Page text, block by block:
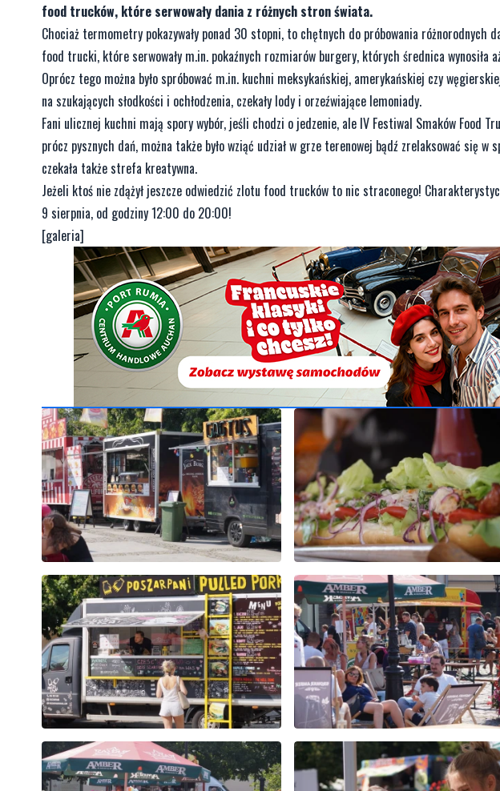
food trucków, które serwowały dania z różnych stron świata.
Chociaż termometry pokazywały ponad 30 stopni, to chętnych do próbowania różnorodnych
food trucki, które serwowały m.in. pokaźnych rozmiarów burgery, których średnica wynosiła
Oprócz tego można było spróbować m.in. kuchni meksykańskiej, amerykańskiej czy
na szukających słodkości i ochłodzenia, czekały lody i orzeźwiające lemoniady.
Fani ulicznej kuchni mają spory wybór, jeśli chodzi o jedzenie, ale IV Festiwal Smaków Food
prócz pysznych dań, można także było wziąć udział w grze terenowej bądź zrelaksować się
czekała także strefa kreatywna.
Jeżeli ktoś nie zdążył jeszcze odwiedzić zlotu food trucków to nic straconego!
9 sierpnia, od godziny 12:00 do 20:00!
[galeria]